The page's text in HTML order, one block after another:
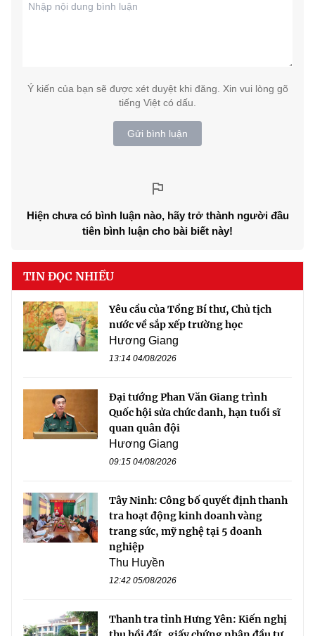
Ý kiến của bạn sẽ được xét duyệt khi đăng. Xin vui lòng gõ
tiếng Việt có dấu.
Gửi bình luận
Hiện chưa có bình luận nào, hãy trở thành người đầu
tiên bình luận cho bài biết này!
TIN ĐỌC NHIỀU
Yêu cầu của Tổng Bí thư, Chủ tịch
nước về sắp xếp trường học
Hương Giang
13:14 04/08/2026
Đại tướng Phan Văn Giang trình
Quốc hội sửa chức danh, hạn tuổi sĩ
quan quân đội
Hương Giang
09:15 04/08/2026
Tây Ninh: Công bố quyết định thanh
tra hoạt động kinh doanh vàng
trang sức, mỹ nghệ tại 5 doanh
nghiệp
Thu Huyền
12:42 05/08/2026
Thanh tra tỉnh Hưng Yên: Kiến nghị